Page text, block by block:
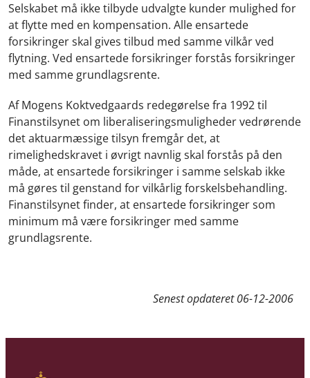
Selskabet må ikke tilbyde udvalgte kunder mulighed for
at flytte med en kompensation. Alle ensartede
forsikringer skal gives tilbud med samme vilkår ved
flytning. Ved ensartede forsikringer forstås forsikringer
med samme grundlagsrente.
Af Mogens Koktvedgaards redegørelse fra 1992 til
Finanstilsynet om liberaliseringsmuligheder vedrørende
det aktuarmæssige tilsyn fremgår det, at
rimelighedskravet i øvrigt navnlig skal forstås på den
måde, at ensartede forsikringer i samme selskab ikke
må gøres til genstand for vilkårlig forskelsbehandling.
Finanstilsynet finder, at ensartede forsikringer som
minimum må være forsikringer med samme
grundlagsrente.
Senest opdateret06-12-2006